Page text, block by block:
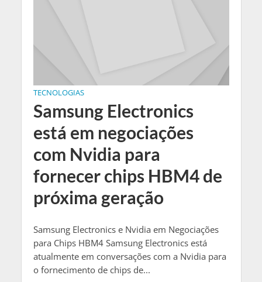
TECNOLOGIAS
Samsung Electronics
está em negociações
com Nvidia para
fornecer chips HBM4 de
próxima geração
Samsung Electronics e Nvidia em Negociações
para Chips HBM4 Samsung Electronics está
atualmente em conversações com a Nvidia para
o fornecimento de chips de...